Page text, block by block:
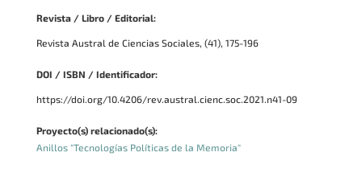
Revista / Libro / Editorial:
Revista Austral de Ciencias Sociales, (41), 175-196
DOI / ISBN / Identificador:
https://doi.org/10.4206/rev.austral.cienc.soc.2021.n41-09
Proyecto(s) relacionado(s):
Anillos "Tecnologías Políticas de la Memoria"